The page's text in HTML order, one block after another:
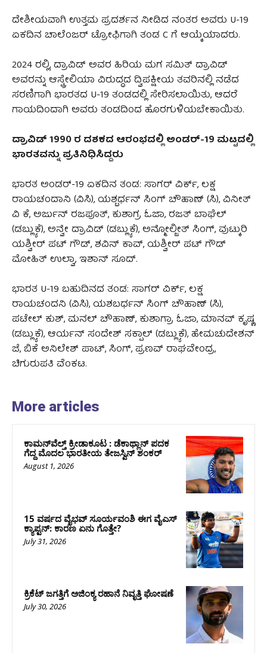
ದೇಶೀಯವಾಗಿ ಉತ್ತಮ ಪ್ರದರ್ಶನ ನೀಡಿದ ನಂತರ ಅವರು U-19
ಏಕದಿನ ಚಾಲೆಂಜರ್ ಟ್ರೋಫಿಗಾಗಿ ತಂಡ C ಗೆ ಆಯ್ಕೆಯಾದರು.
2024 ರಲ್ಲಿ, ದ್ರಾವಿಡ್ ಅವರ ಹಿರಿಯ ಮಗ ಸಮಿತ್ ದ್ರಾವಿಡ್
ಅವರನ್ನು ಆಸ್ಟ್ರೇಲಿಯಾ ವಿರುದ್ಧದ ದ್ವಿಪಕ್ಷೀಯ ತವರಿನಲ್ಲಿ ನಡೆದ
ಸರಣಿಗಾಗಿ ಭಾರತದ U-19 ತಂಡದಲ್ಲಿ ಸೇರಿಸಲಾಯಿತು, ಆದರೆ
ಗಾಯದಿಂದಾಗಿ ಅವರು ತಂಡದಿಂದ ಹೊರಗುಳಿಯಬೇಕಾಯಿತು.
ದ್ರಾವಿಡ್ 1990 ರ ದಶಕದ ಆರಂಭದಲ್ಲಿ ಅಂಡರ್-19 ಮಟ್ಟದಲ್ಲಿ
ಭಾರತವನ್ನು ಪ್ರತಿನಿಧಿಸಿದ್ದರು
ಭಾರತ ಅಂಡರ್-19 ಏಕದಿನ ತಂಡ: ಸಾಗರ್ ವಿರ್ಕ್, ಲಕ್ಷ
ರಾಯಚಂದಾನಿ (ವಿಸಿ), ಯಶ್ಬರ್ಧನ್ ಸಿಂಗ್ ಚೌಹಾಣ್ (ಸಿ), ವಿನೀತ್
ವಿ ಕೆ, ಅರ್ಜುನ್ ರಜಪೂತ್, ಕುಶಾಗ್ರ ಓಜಾ, ರಜತ್ ಬಾಘೆಲ್
(ಡಬ್ಲ್ಯುಕೆ), ಅನ್ವೇ ದ್ರಾವಿಡ್ (ಡಬ್ಲ್ಯುಕೆ), ಅನ್ಮೋಲ್ಜೀತ್ ಸಿಂಗ್, ವುಟ್ಕುರಿ
ಯಶ್ವೀರ್ ಪಟ್ ಗೌಡ್, ಶವಿನ್ ಕಾವ್, ಯಶ್ವೀರ್ ಪಟ್ ಗೌಡ್
ಮೋಹಿತ್ ಉಲ್ವಾ, ಇಶಾನ್ ಸೂದ್.
ಭಾರತ U-19 ಬಹುದಿನದ ತಂಡ: ಸಾಗರ್ ವಿರ್ಕ್, ಲಕ್ಷ
ರಾಯಚಂದನಿ (ವಿಸಿ), ಯಶಬರ್ಧನ್ ಸಿಂಗ್ ಚೌಹಾಣ್ (ಸಿ),
ಪಟೇಲ್ ಕುಶ್, ಮನಲ್ ಚೌಹಾಣ್, ಕುಶಾಗ್ರಾ ಓಜಾ, ಮಾನವ್ ಕೃಷ್ಣ
(ಡಬ್ಲ್ಯುಕೆ), ಆರ್ಯನ್ ಸಂದೇಶ್ ಸಕ್ಪಾಲ್ (ಡಬ್ಲ್ಯುಕೆ), ಹೇಮಚುದೇಶನ್
ಜೆ, ಬಿಕೆ ಅನಿಲೇಶ್ ಪಾಟ್, ಸಿಂಗ್, ಪ್ರಣವ್ ರಾಘವೇಂದ್ರ,
ಚಿಗುರುಪತಿ ವೆಂಕಟ.
More articles
ಕಾಮನ್‌ವೆಲ್ತ್ ಕ್ರೀಡಾಕೂಟ : ಡೆಕಾಥ್ಲಾನ್ ಪದಕ
ಗೆದ್ದ ಮೊದಲ ಭಾರತೀಯ ತೇಜಸ್ವಿನ್ ಶಂಕರ್
August 1, 2026
15 ವರ್ಷದ ವೈಭವ್ ಸೂರ್ಯವಂಶಿ ಈಗ ವೈಎಸ್
ಕ್ಯಾಪ್ಟನ್: ಕಾರಣ ಏನು ಗೊತ್ತೇ?
July 31, 2026
ಕ್ರಿಕೆಟ್‌ ಜಗತ್ತಿಗೆ ಅಜಿಂಕ್ಯ ರಹಾನೆ ನಿವೃತ್ತಿ ಘೋಷಣೆ
July 30, 2026